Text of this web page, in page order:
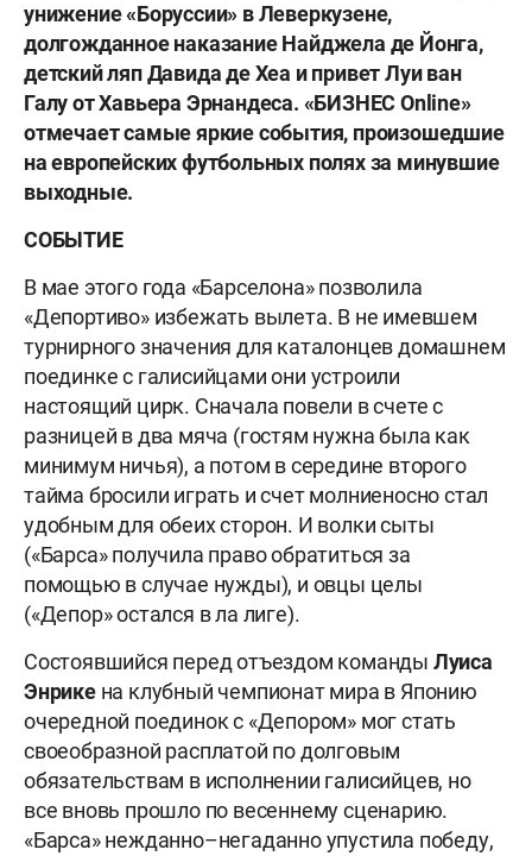
унижение «Боруссии» в Леверкузене,
долгожданное наказание Найджела де Йонга,
детский ляп Давида де Хеа и привет Луи ван
Галу от Хавьера Эрнандеса. «БИЗНЕС Online»
отмечает самые яркие события, произошедшие
на европейских футбольных полях за минувшие
выходные.
СОБЫТИЕ
В мае этого года «Барселона» позволила
«Депортиво» избежать вылета. В не имевшем
турнирного значения для каталонцев домашнем
поединке с галисийцами они устроили
настоящий цирк. Сначала повели в счете с
разницей в два мяча (гостям нужна была как
минимум ничья), а потом в середине второго
тайма бросили играть и счет молниеносно стал
удобным для обеих сторон. И волки сыты
(«Барса» получила право обратиться за
помощью в случае нужды), и овцы целы
(«Депор» остался в ла лиге).
Состоявшийся перед отъездом команды Луиса
Энрикена клубный чемпионат мира в Японию
очередной поединок с «Депором» мог стать
своеобразной расплатой по долговым
обязательствам в исполнении галисийцев, но
все вновь прошло по весеннему сценарию.
«Барса» нежданно–негаданно упустила победу,